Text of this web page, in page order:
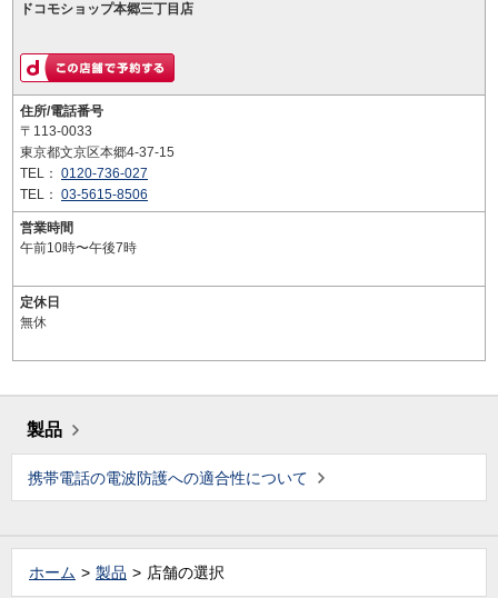
ドコモショップ本郷三丁目店
住所/電話番号
〒113-0033
東京都文京区本郷4-37-15
TEL： 0120-736-027
TEL： 03-5615-8506
営業時間
午前10時〜午後7時
定休日
無休
製品
携帯電話の電波防護への適合性について
ホーム 製品 店舗の選択